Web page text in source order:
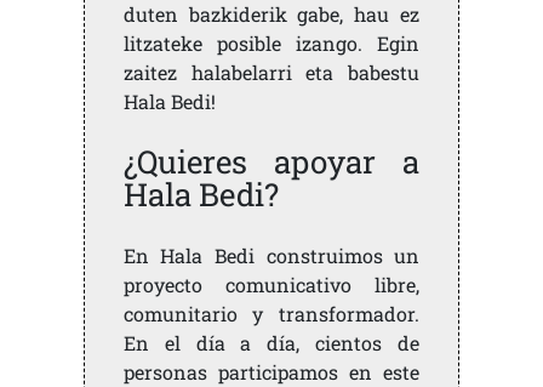
duten bazkiderik gabe, hau ez
litzateke posible izango. Egin
zaitez halabelarri eta babestu
Hala Bedi!
¿Quieres apoyar a
Hala Bedi?
En Hala Bedi construimos un
proyecto comunicativo libre,
comunitario y transformador.
En el día a día, cientos de
personas participamos en este